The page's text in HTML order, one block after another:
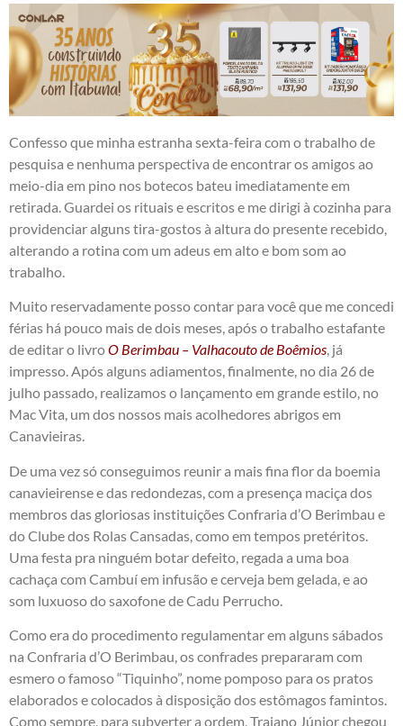
Confesso que minha estranha sexta-feira com o trabalho de
pesquisa e nenhuma perspectiva de encontrar os amigos ao
meio-dia em pino nos botecos bateu imediatamente em
retirada. Guardei os rituais e escritos e me dirigi à cozinha para
providenciar alguns tira-gostos à altura do presente recebido,
alterando a rotina com um adeus em alto e bom som ao
trabalho.
Muito reservadamente posso contar para você que me concedi
férias há pouco mais de dois meses, após o trabalho estafante
de editar o livroO Berimbau – Valhacouto de Boêmios, já
impresso. Após alguns adiamentos, finalmente, no dia 26 de
julho passado, realizamos o lançamento em grande estilo, no
Mac Vita, um dos nossos mais acolhedores abrigos em
Canavieiras.
De uma vez só conseguimos reunir a mais fina flor da boemia
canavieirense e das redondezas, com a presença maciça dos
membros das gloriosas instituições Confraria d’O Berimbau e
do Clube dos Rolas Cansadas, como em tempos pretéritos.
Uma festa pra ninguém botar defeito, regada a uma boa
cachaça com Cambuí em infusão e cerveja bem gelada, e ao
som luxuoso do saxofone de Cadu Perrucho.
Como era do procedimento regulamentar em alguns sábados
na Confraria d’O Berimbau, os confrades prepararam com
esmero o famoso “Tiquinho”, nome pomposo para os pratos
elaborados e colocados à disposição dos estômagos famintos.
Como sempre, para subverter a ordem, Trajano Júnior chegou